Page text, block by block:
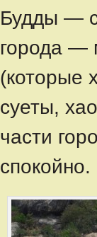
Будды —
города —
(которые
суеты,
части
спокойно.